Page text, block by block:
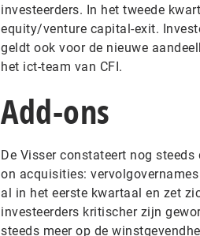
investeerders. In het tweede
equity/venture capital-exit.
geldt ook voor de nieuwe
het ict-team van CFI.
Add-ons
De Visser constateert nog
on acquisities:
al in het eerste kwartaal en zet
investeerders kritischer zijn
steeds meer op de